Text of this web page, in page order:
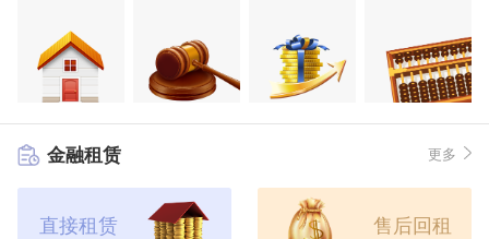
金融租赁 更多
直接租赁 售后回租